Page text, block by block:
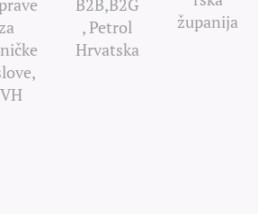
za
B2B,B2G
, Petrol
Hrvatska
županija